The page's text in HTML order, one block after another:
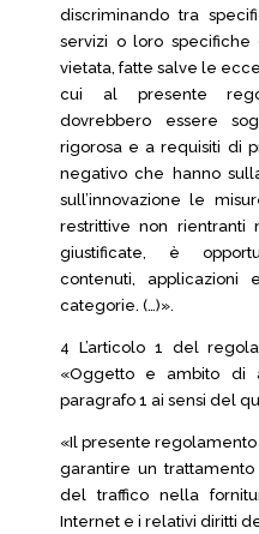
discriminando tra
servizi o loro specifiche
vietata, fatte salve le
cui al presente
dovrebbero essere
rigorosa e a requisiti di
negativo che hanno
sull’innovazione le
restrittive non
giustificate, è
contenuti,
categorie. (…)».
4 L’articolo 1 del
«Oggetto e ambito di
paragrafo 1 ai sensi del
«Il presente
garantire un
del traffico nella
Internet e i relativi diritti